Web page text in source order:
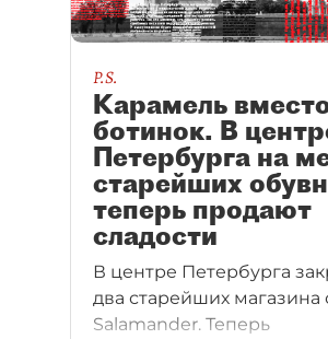
P.S.
Карамель
ботинок. В
Петербурга на
старейших
теперь продают
сладости
В центре Петербурга
два старейших магазина
Salamander. Теперь